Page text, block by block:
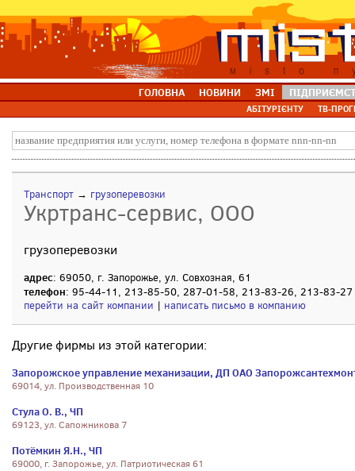
ГОЛОВНА НОВИНИ ЗМІ
АБІТУРІЄНТУ ТВ-
Транспорт → грузоперевозки
Укртранс-сервис, ООО
грузоперевозки
адрес: 69050, г. Запорожье, ул. Совхозная, 61
телефон: 95-44-11, 213-85-50, 287-01-58, 213-83-26, 213-83-27
перейти на сайт компании | написать письмо в компанию
Другие фирмы из этой категории:
Запорожское управление механизации, ДП ОАО
69014, ул. Производственная 10
Стула О. В., ЧП
69123, ул. Сапожникова 7
Потёмкин Я.Н., ЧП
69000, г. Запорожье, ул. Патриотическая 61